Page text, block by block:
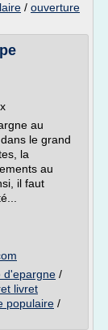
/ ouverture
au
le grand
la
au
il faut
d'epargne /
livret
populaire /